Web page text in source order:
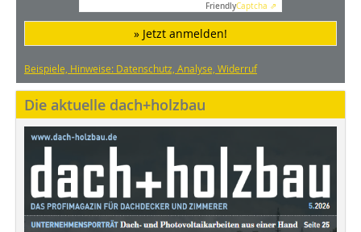
FriendlyCaptcha ⇗
» Jetzt anmelden!
Beispiele, Hinweise: Datenschutz, Analyse, Widerruf
Die aktuelle dach+holzbau